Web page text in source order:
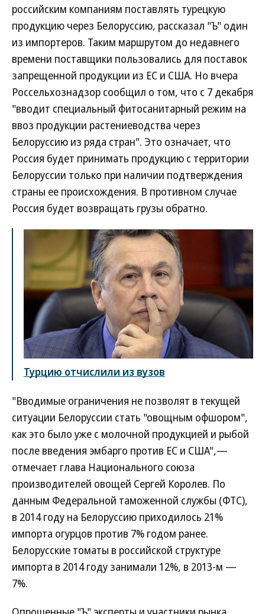
российским компаниям поставлять турецкую
продукцию через Белоруссию, рассказал "Ъ" один
из импортеров. Таким маршрутом до недавнего
времени поставщики пользовались для поставок
запрещенной продукции из ЕС и США. Но вчера
Россельхознадзор сообщил о том, что с 7 декабря
"вводит специальный фитосанитарный режим на
ввоз продукции растениеводства через
Белоруссию из ряда стран". Это означает, что
Россия будет принимать продукцию с территории
Белоруссии только при наличии подтверждения
страны ее происхождения. В противном случае
Россия будет возвращать грузы обратно.
Турцию отчислили из вузов
"Вводимые ограничения не позволят в текущей
ситуации Белоруссии стать "овощным офшором",
как это было уже с молочной продукцией и рыбой
после введения эмбарго против ЕС и США",—
отмечает глава Национального союза
производителей овощей Сергей Королев. По
данным Федеральной таможенной службы (ФТС),
в 2014 году на Белоруссию приходилось 21%
импорта огурцов против 7% годом ранее.
Белорусские томаты в российской структуре
импорта в 2014 году занимали 12%, в 2013-м —
7%.